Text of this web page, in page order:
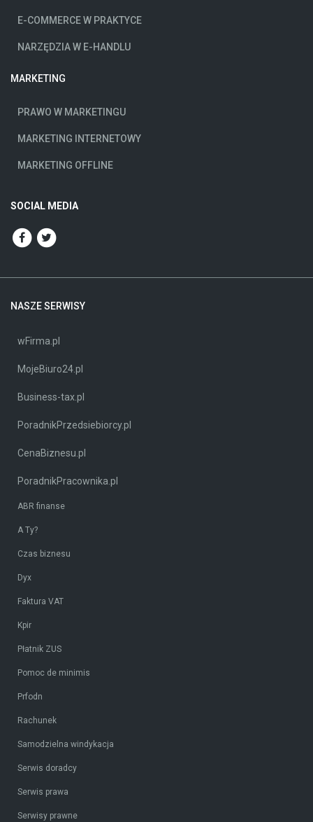
E-COMMERCE W PRAKTYCE
NARZĘDZIA W E-HANDLU
MARKETING
PRAWO W MARKETINGU
MARKETING INTERNETOWY
MARKETING OFFLINE
SOCIAL MEDIA
NASZE SERWISY
wFirma.pl
MojeBiuro24.pl
Business-tax.pl
PoradnikPrzedsiebiorcy.pl
CenaBiznesu.pl
PoradnikPracownika.pl
ABR finanse
A Ty?
Czas biznesu
Dyx
Faktura VAT
Kpir
Płatnik ZUS
Pomoc de minimis
Prfodn
Rachunek
Samodzielna windykacja
Serwis doradcy
Serwis prawa
Serwisy prawne